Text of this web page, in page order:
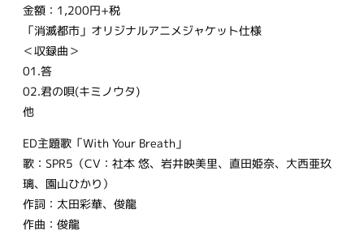
金額：1,200円+税
「消滅都市」オリジナルアニメジャケット仕様
＜収録曲＞
01.答
02.君の唄(キミノウタ)
他
ED主題歌「With Your Breath」
歌：SPR5（CV：社本 悠、岩井映美里、直田姫奈、大西亜玖
璃、園山ひかり）
作詞：太田彩華、俊龍
作曲：俊龍